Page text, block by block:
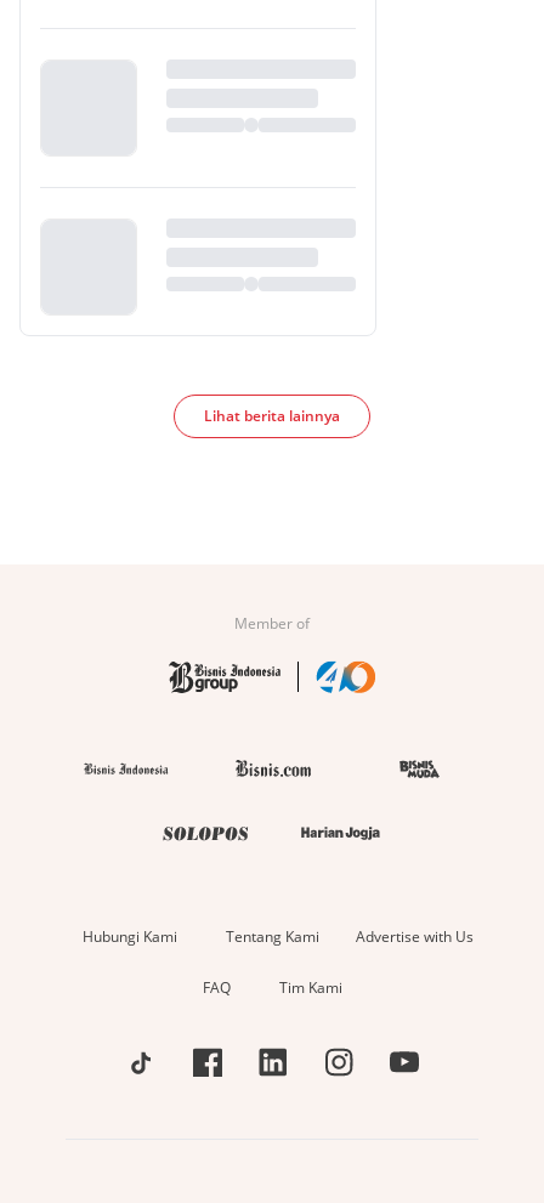
Lihat berita lainnya
Member of
Hubungi Kami Tentang Kami Advertise with Us
FAQ Tim Kami